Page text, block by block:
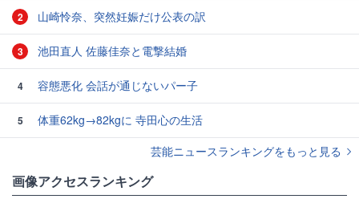
2 山崎怜奈、突然妊娠だけ公表の訳
3 池田直人 佐藤佳奈と電撃結婚
4 容態悪化 会話が通じないパー子
5
体重62kg→82kgに 寺田心の生活
芸能ニュースランキングをもっと見る
画像アクセスランキング